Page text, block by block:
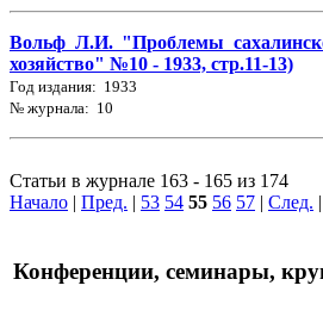
Вольф Л.И. "Проблемы
хозяйство" №10 - 1933, стр.11-13)
Год издания: 1933
№ журнала: 10
Статьи в журнале 163 - 165 из 174
Начало | Пред. | 53 54 55 56 57 | След. |
Конференции, семинары,